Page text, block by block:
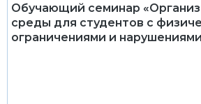
Обучающий семинар
среды для студентов с
ограничениями и